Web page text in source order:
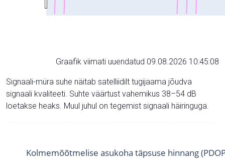
Graafik viimati uuendatud 09.08.2026 10:45:08
Signaali-müra suhe näitab satelliidilt tugijaama jõudva
signaali kvaliteeti. Suhte väärtust vahemikus 38–54 dB
loetakse heaks. Muul juhul on tegemist signaali häiringuga.
Kolmemõõtmelise asukoha täpsuse hinnang